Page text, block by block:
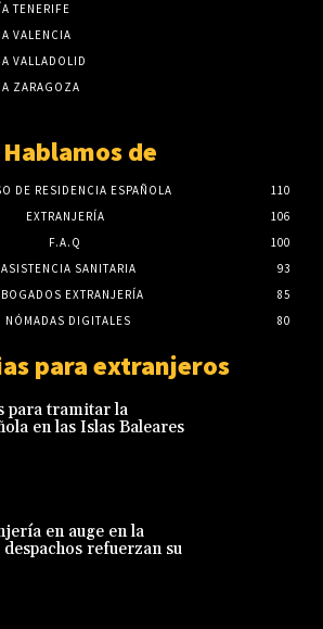
TENERIFE
VALENCIA
VALLADOLID
ZARAGOZA
Hablamos de
DE RESIDENCIA ESPAÑOLA
110
EXTRANJERÍA
106
F.A.Q
100
ASISTENCIA SANITARIA
93
EXTRANJERÍA
85
NÓMADAS DIGITALES
80
para extranjeros
para tramitar la
en las Islas Baleares
en auge en la
refuerzan su